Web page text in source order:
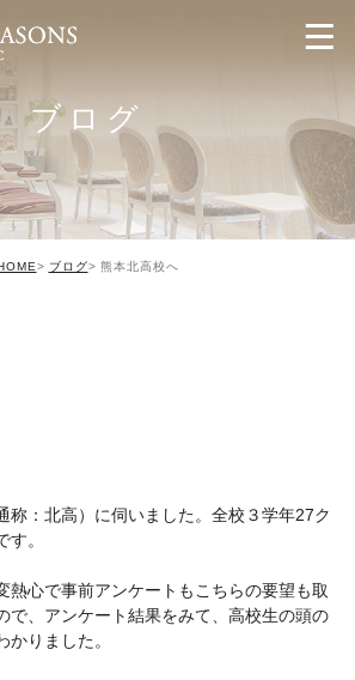
ブログ
ブログ 熊本北高校へ
称：北高）に伺いました。全校３学年27ク
。
熱心で事前アンケートもこちらの要望も取
で、アンケート結果をみて、高校生の頭の
りました。